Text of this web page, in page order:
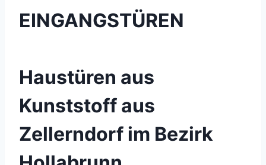
EINGANGSTÜREN
Haustüren aus
Kunststoff aus
Zellerndorf im Bezirk